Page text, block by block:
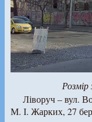
Ліворуч – вул.
М. І. Жарких, 27